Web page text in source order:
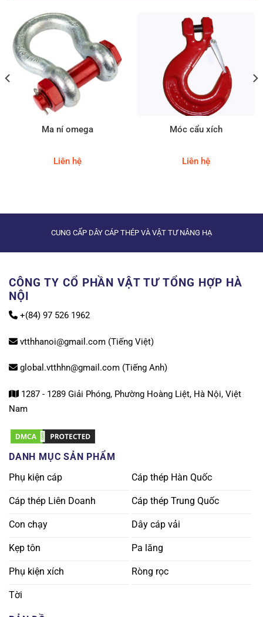
Ma ní omega
Liên hệ
Móc cẩu xích
Liên hệ
CUNG CẤP DÂY CÁP THÉP VÀ VẬT TƯ NÂNG HẠ
CÔNG TY CỔ PHẦN VẬT TƯ TỔNG HỢP HÀ
NỘI
+(84) 97 526 1962
vtthhanoi@gmail.com (Tiếng Việt)
global.vtthhn@gmail.com (Tiếng Anh)
1287 - 1289 Giải Phóng, Phường Hoàng Liệt, Hà Nội, Việt
Nam
DANH MỤC SẢN PHẨM
Phụ kiện cáp
Cáp thép Hàn Quốc
Cáp thép Liên Doanh Cáp thép Trung Quốc
Con chạy Dây cáp vải
Kẹp tôn Pa lăng
Phụ kiện xích Ròng rọc
Tời